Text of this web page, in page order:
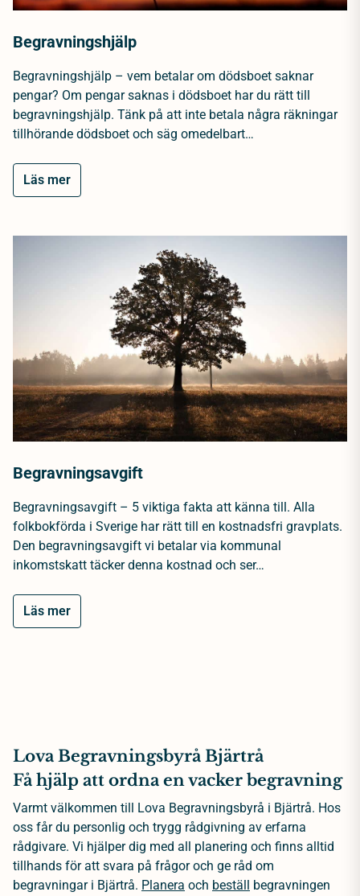
Begravningshjälp
Begravningshjälp – vem betalar om dödsboet saknar
pengar? Om pengar saknas i dödsboet har du rätt till
begravningshjälp. Tänk på att inte betala några räkningar
tillhörande dödsboet och säg omedelbart…
Läs mer
Begravningsavgift
Begravningsavgift – 5 viktiga fakta att känna till. Alla
folkbokförda i Sverige har rätt till en kostnadsfri gravplats.
Den begravningsavgift vi betalar via kommunal
inkomstskatt täcker denna kostnad och ser…
Läs mer
Lova Begravningsbyrå Bjärtrå
Få hjälp att ordna en vacker begravning
Varmt välkommen till Lova Begravningsbyrå i Bjärtrå. Hos
oss får du personlig och trygg rådgivning av erfarna
rådgivare. Vi hjälper dig med all planering och finns alltid
tillhands för att svara på frågor och ge råd om
begravningar i Bjärtrå. Planera och beställ begravningen